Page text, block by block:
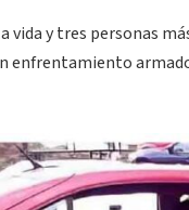
vida y tres personas
enfrentamiento